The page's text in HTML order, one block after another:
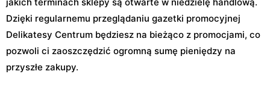
jakich terminach sklepy są otwarte w niedzielę handlową.
Dzięki regularnemu przeglądaniu gazetki promocyjnej
Delikatesy Centrum będziesz na bieżąco z promocjami, co
pozwoli ci zaoszczędzić ogromną sumę pieniędzy na
przyszłe zakupy.